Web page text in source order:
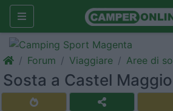
Forum Viaggiare Aree di
Sosta a Castel